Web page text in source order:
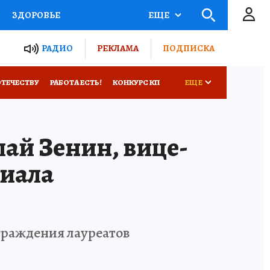
ЗДОРОВЬЕ
РОССИИ
ПОТРЕБИТЕЛЯ
ЕЩЕ
РАДИО РЕКЛАМА ПОДПИСКА
РАБОТА ЕСТЬ! КОНКУРС КП ЕЩЕ
Зенин, вице-
лауреатов